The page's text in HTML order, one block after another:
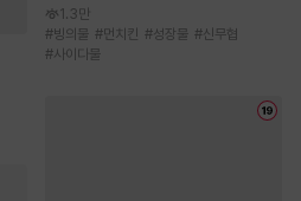
1.3만
#빙의물 #먼치킨 #성장물 #신무협
#사이다물